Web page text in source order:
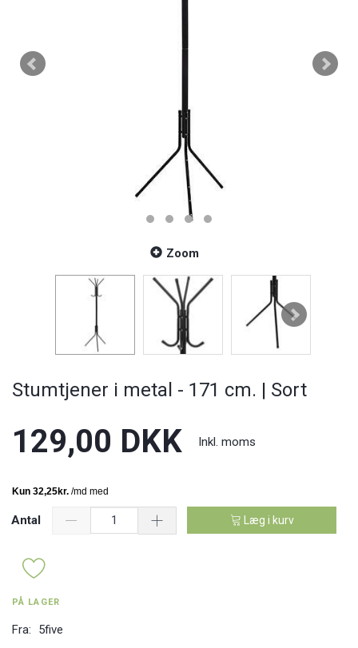
Zoom
Stumtjener i metal - 171 cm. | Sort
129,00 DKK Inkl. moms
Antal Læg i kurv
PÅ LAGER
Fra: 5five